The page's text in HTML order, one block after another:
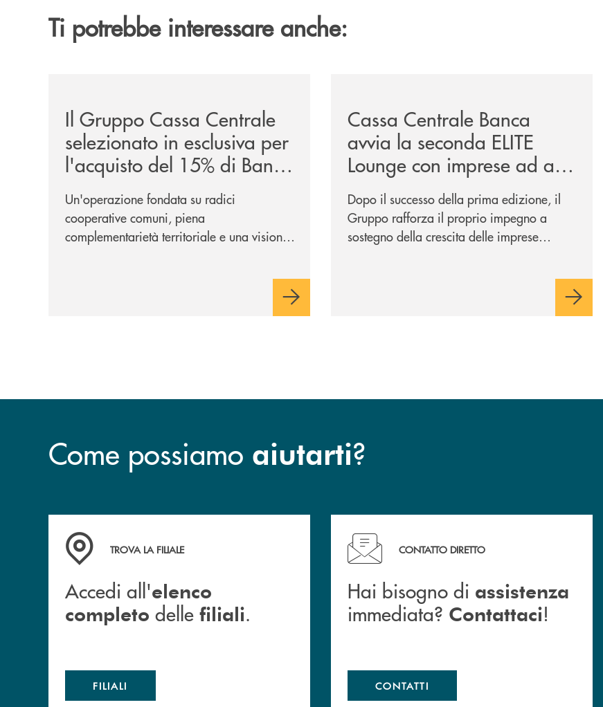
Ti potrebbe interessare anche:
Il Gruppo Cassa Centrale
selezionato in esclusiva per
l'acquisto del 15% di Banca
Cambiano 1884
Un'operazione fondata su radici
cooperative comuni, piena
complementarietà territoriale e una visione
Cassa Centrale Banca
avvia la seconda ELITE
Lounge con imprese ad alto
potenziale
Dopo il successo della prima edizione, il
Gruppo rafforza il proprio impegno a
sostegno della crescita delle imprese
Come possiamo aiutarti?
Accedi all' elenco completo delle filiali .
TROVA LA FILIALE
Accedi all'elenco
completo delle filiali.
FILIALI
Hai bisogno di assistenza immediata? Contattaci !
CONTATTO DIRETTO
Hai bisogno di assistenza
immediata? Contattaci!
CONTATTI